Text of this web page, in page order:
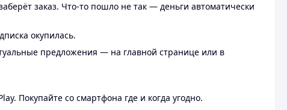
заказ. Что-то пошло не так — деньги автоматически
окупилась.
предложения — на главной странице или в
Покупайте со смартфона где и когда угодно.